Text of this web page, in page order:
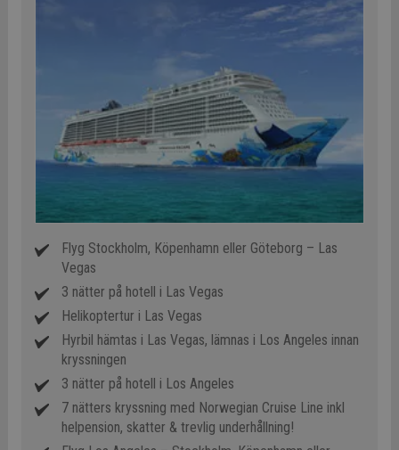
Flyg Stockholm, Köpenhamn eller Göteborg – Las
Vegas
3 nätter på hotell i Las Vegas
Helikoptertur i Las Vegas
Hyrbil hämtas i Las Vegas, lämnas i Los Angeles innan
kryssningen
3 nätter på hotell i Los Angeles
7 nätters kryssning med Norwegian Cruise Line inkl
helpension, skatter & trevlig underhållning!